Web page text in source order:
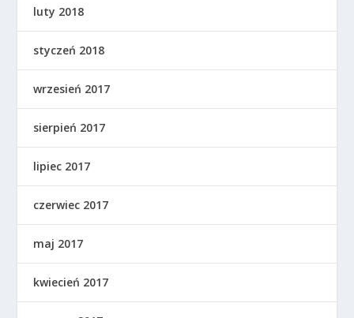
luty 2018
styczeń 2018
wrzesień 2017
sierpień 2017
lipiec 2017
czerwiec 2017
maj 2017
kwiecień 2017